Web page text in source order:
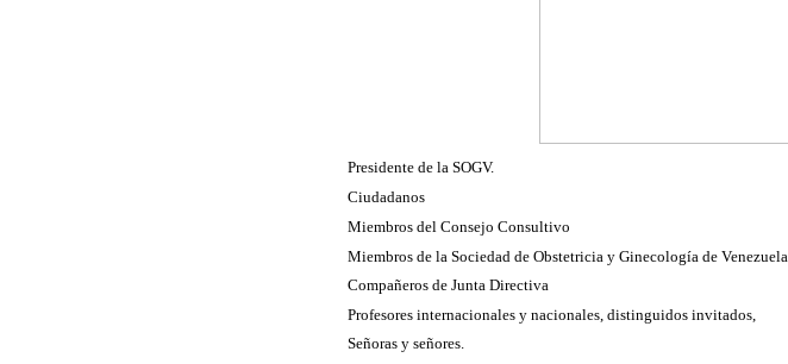
Presidente de la SOGV.
Ciudadanos
Miembros del Consejo Consultivo
Miembros de la Sociedad de Obstetricia y Ginecología de Venezuela
Compañeros de Junta Directiva
Profesores internacionales y nacionales, distinguidos invitados,
Señoras y señores.